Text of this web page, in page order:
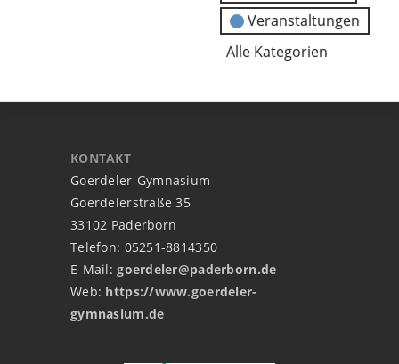
Veranstaltungen
Alle Kategorien
KONTAKT
Goerdeler-Gymnasium
Goerdelerstraße 35
33102 Paderborn
Telefon: 05251-8814350
E-Mail:goerdeler@paderborn.de
Web: https://www.goerdeler-
gymnasium.de